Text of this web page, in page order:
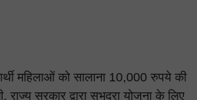
महिलाओं को सालाना 10,000 रुपये की
राज्य सरकार द्वारा सुभद्रा योजना के लिए